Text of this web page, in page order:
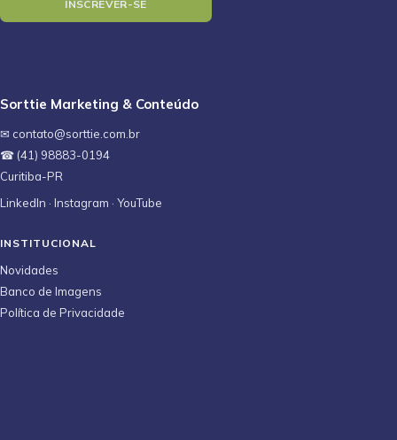
Sorttie Marketing & Conteúdo
✉ contato@sorttie.com.br
☎ (41) 98883-0194
Curitiba-PR
LinkedIn · Instagram · YouTube
INSTITUCIONAL
Novidades
Banco de Imagens
Política de Privacidade